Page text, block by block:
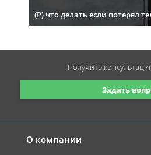
(Р) что делать если потерял
О компании
Задать
Получите